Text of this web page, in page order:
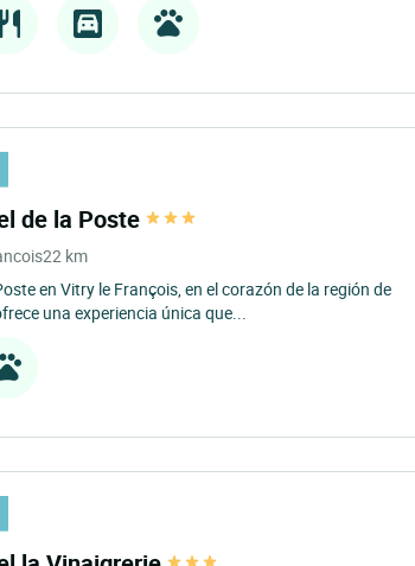
de la Poste
22 km
en Vitry le François, en el corazón de la región de
una experiencia única que...